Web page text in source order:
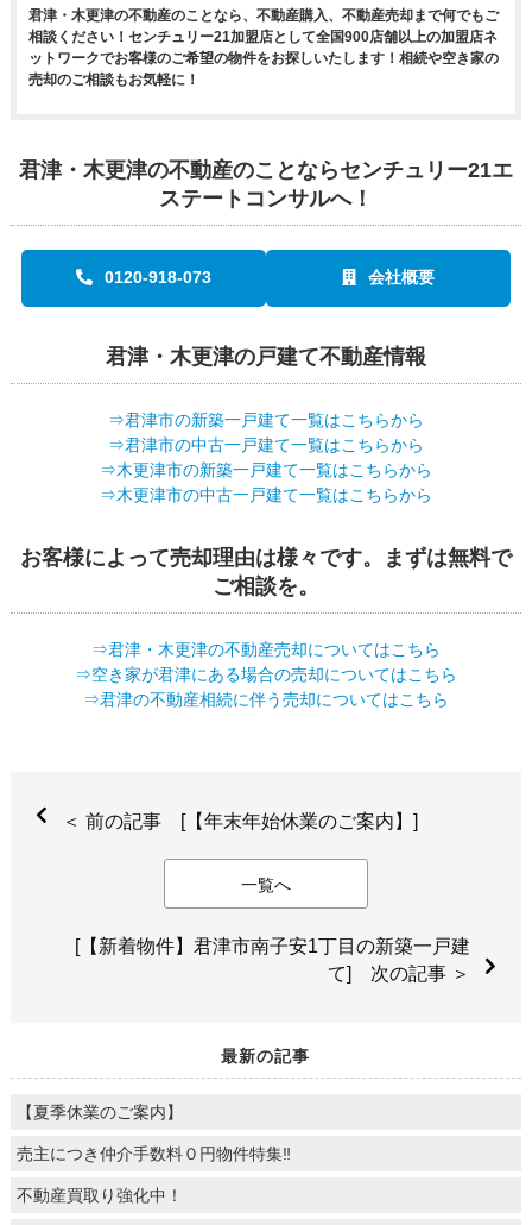
君津・木更津の不動産のことなら、不動産購入、不動産売却まで何でもご
相談ください！センチュリー21加盟店として全国900店舗以上の加盟店ネ
ットワークでお客様のご希望の物件をお探しいたします！相続や空き家の
売却のご相談もお気軽に！
君津・木更津の不動産のことならセンチュリー21エ
ステートコンサルへ！
0120-918-073 会社概要
君津・木更津の戸建て不動産情報
⇒君津市の新築一戸建て一覧はこちらから
⇒君津市の中古一戸建て一覧はこちらから
⇒木更津市の新築一戸建て一覧はこちらから
⇒木更津市の中古一戸建て一覧はこちらから
お客様によって売却理由は様々です。まずは無料で
ご相談を。
⇒君津・木更津の不動産売却についてはこちら
⇒空き家が君津にある場合の売却についてはこちら
⇒君津の不動産相続に伴う売却についてはこちら
＜ 前の記事 [【年末年始休業のご案内】]
一覧へ
[【新着物件】君津市南子安1丁目の新築一戸建
て] 次の記事 ＞
最新の記事
【夏季休業のご案内】
売主につき仲介手数料０円物件特集‼
不動産買取り強化中！